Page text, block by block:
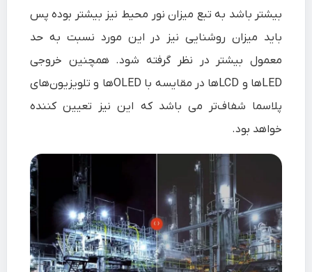
بیشتر باشد به تبع میزان نور محیط نیز بیشتر بوده پس
باید میزان روشنایی نیز در این مورد نسبت به حد
معمول بیشتر در نظر گرفته شود. همچنین خروجی
LEDها و LCDها در مقایسه با OLEDها و تلویزیون‌های
پلاسما شفاف‌تر می باشد که این نیز تعیین کننده
خواهد بود.